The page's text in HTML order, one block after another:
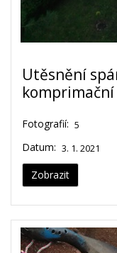
Utěsnění
Fotografií: 5
Datum: 3. 1. 2021
Zobrazit